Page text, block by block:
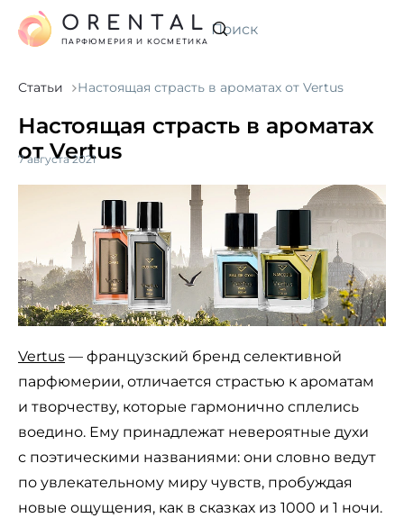
Искать
ORENTAL
ПАРФЮМЕРИЯ И КОСМЕТИКА
Статьи Настоящая страсть в ароматах от Vertus
Настоящая страсть в ароматах
от Vertus
7 августа 2021
Vertus — французский бренд селективной
парфюмерии, отличается страстью к ароматам
и творчеству, которые гармонично сплелись
воедино. Ему принадлежат невероятные духи
с поэтическими названиями: они словно ведут
по увлекательному миру чувств, пробуждая
новые ощущения, как в сказках из 1000 и 1 ночи.